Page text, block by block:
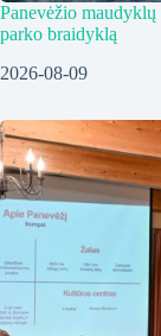
Panevėžio
parko braidyklą
2026-08-09